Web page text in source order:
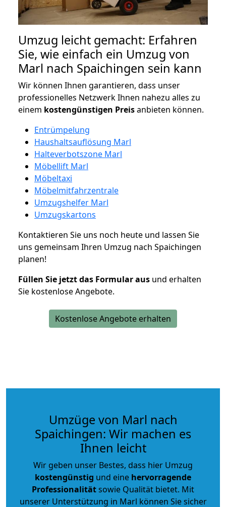
Umzug leicht gemacht: Erfahren
Sie, wie einfach ein Umzug von
Marl nach Spaichingen sein kann
Wir können Ihnen garantieren, dass unser
professionelles Netzwerk Ihnen nahezu alles zu
einem kostengünstigen Preisanbieten können.
Entrümpelung
Haushaltsauflösung Marl
Halteverbotszone Marl
Möbellift Marl
Möbeltaxi
Möbelmitfahrzentrale
Umzugshelfer Marl
Umzugskartons
Kontaktieren Sie uns noch heute und lassen Sie
uns gemeinsam Ihren Umzug nach Spaichingen
planen!
Füllen Sie jetzt das Formular aus und erhalten
Sie kostenlose Angebote.
Kostenlose Angebote erhalten
Umzüge von Marl nach
Spaichingen: Wir machen es
Ihnen leicht
Wir geben unser Bestes, dass hier Umzug
kostengünstig und eine hervorragende
Professionalitätsowie Qualität bietet. Mit
unserer Unterstützung in Marl können Sie sicher